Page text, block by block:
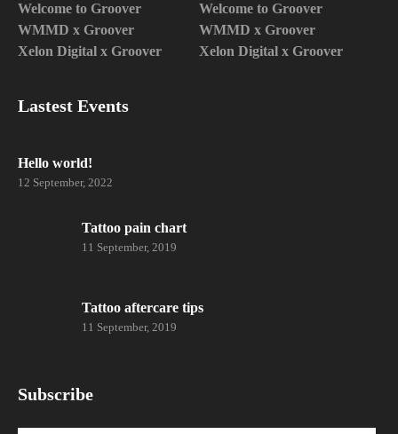
Welcome to Groover
WMMD x Groover
Xelon Digital x Groover
Welcome to Groover
WMMD x Groover
Xelon Digital x Groover
Lastest Events
Hello world!
12 September, 2022
Tattoo pain chart
11 September, 2019
Tattoo aftercare tips
11 September, 2019
Subscribe